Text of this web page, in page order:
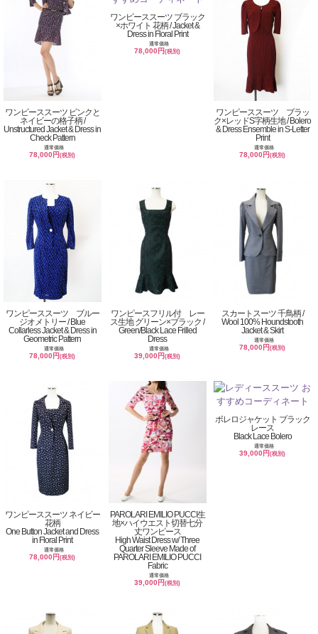
ワンピーススーツ ピンクと
ネイビーの格子柄 /
Unstructured Jacket & Dress in
Check Pattern
通常価格
78,000円(税別)
ワンピーススーツ ブラック
×ホワイト 花柄 / Jacket &
Dress in Floral Print
通常価格
78,000円(税別)
ワンピーススーツ ブラッ
ク×レッドS字柄生地 / Bolero
& Dress Ensemble in S-Letter
Print
通常価格
78,000円(税別)
ワンピーススーツ ブルー
ジオメトリー / Blue
Collarless Jacket & Dress in
Geometric Pattern
通常価格
78,000円(税別)
ワンピースフリル付 レー
ス生地 グリーン×ブラック /
Green/Black Lace Frilled
Dress
通常価格
39,000円(税別)
スカートスーツ 千鳥柄 /
Wool 100% Houndstooth
Jacket & Skirt
通常価格
78,000円(税別)
ワンピーススーツ ネイビー
花柄
One Button Jacket and Dress
in Floral Print
通常価格
78,000円(税別)
PAROLARI EMILIO PUCCI生
地×ハイウエスト切替七分
丈ワンピース
High Waist Dress w/ Three
Quarter Sleeve Made of
PAROLARI EMILIO PUCCI
Fabric
通常価格
39,000円(税別)
ボレロジャケット ブラック
レース
Black Lace Bolero
通常価格
39,000円(税別)